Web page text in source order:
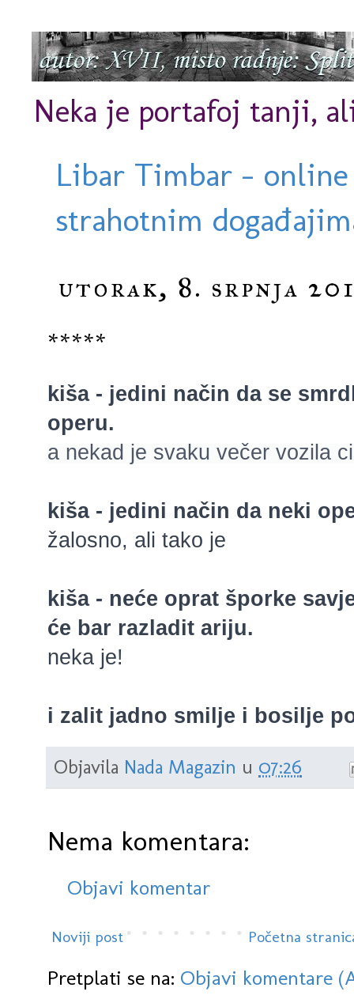
Neka je portafoj tanji,
Libar Timbar -
strahotnim
utorak, 8. srpnja
*****
kiša - jedini način da se
operu.
a nekad je svaku večer vozila
kiša - jedini način da neki
žalosno, ali tako je
kiša - neće oprat šporke
će bar razladit ariju.
neka je!
i zalit jadno smilje i bosilje
Objavila Nada Magazin u 07:26
Nema komentara:
Objavi komentar
Noviji post Početna
Pretplati se na: Objavi komentare